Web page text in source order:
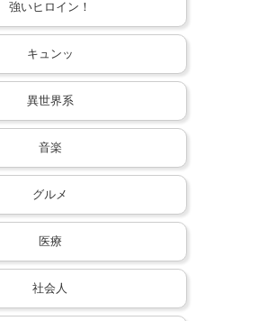
強いヒロイン！
キュンッ
異世界系
音楽
グルメ
医療
社会人